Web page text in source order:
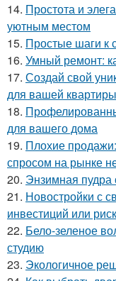
14. Простота и
уютным местом
15. Простые шаги к
16. Умный ремонт:
17. Создай свой
для вашей квартиры
18.
для вашего дома
19. Плохие
спросом на рынке
20. Энзимная пудра
21. Новостройки с
инвестиций или
22. Бело-зеленое
студию
23. Экологичное